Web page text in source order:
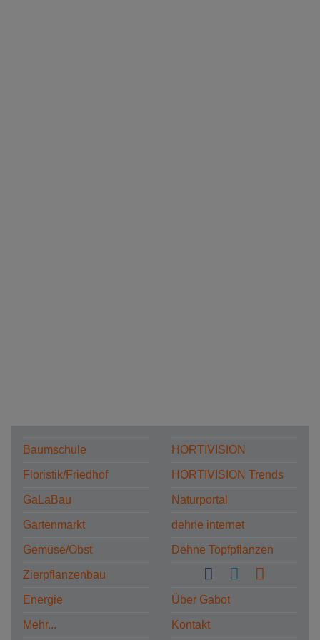
Baumschule
Floristik/Friedhof
GaLaBau
Gartenmarkt
Gemüse/Obst
Zierpflanzenbau
Energie
Mehr...
HORTIVISION
HORTIVISION Trends
Naturportal
dehne internet
Dehne Topfpflanzen
Über Gabot
Kontakt